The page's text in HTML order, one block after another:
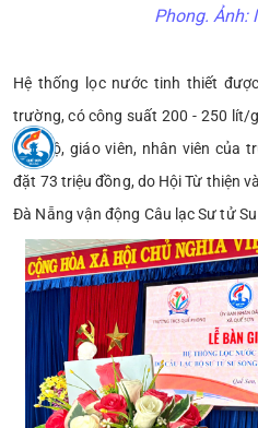
Phong. Ảnh:
Hệ thống lọc nước tinh thiết
trường, có công suất 200 - 250 lít/
cán bộ, giáo viên, nhân viên của
đặt 73 triệu đồng, do Hội Từ thiện
Đà Nẵng vận động Câu lạc Sư tử